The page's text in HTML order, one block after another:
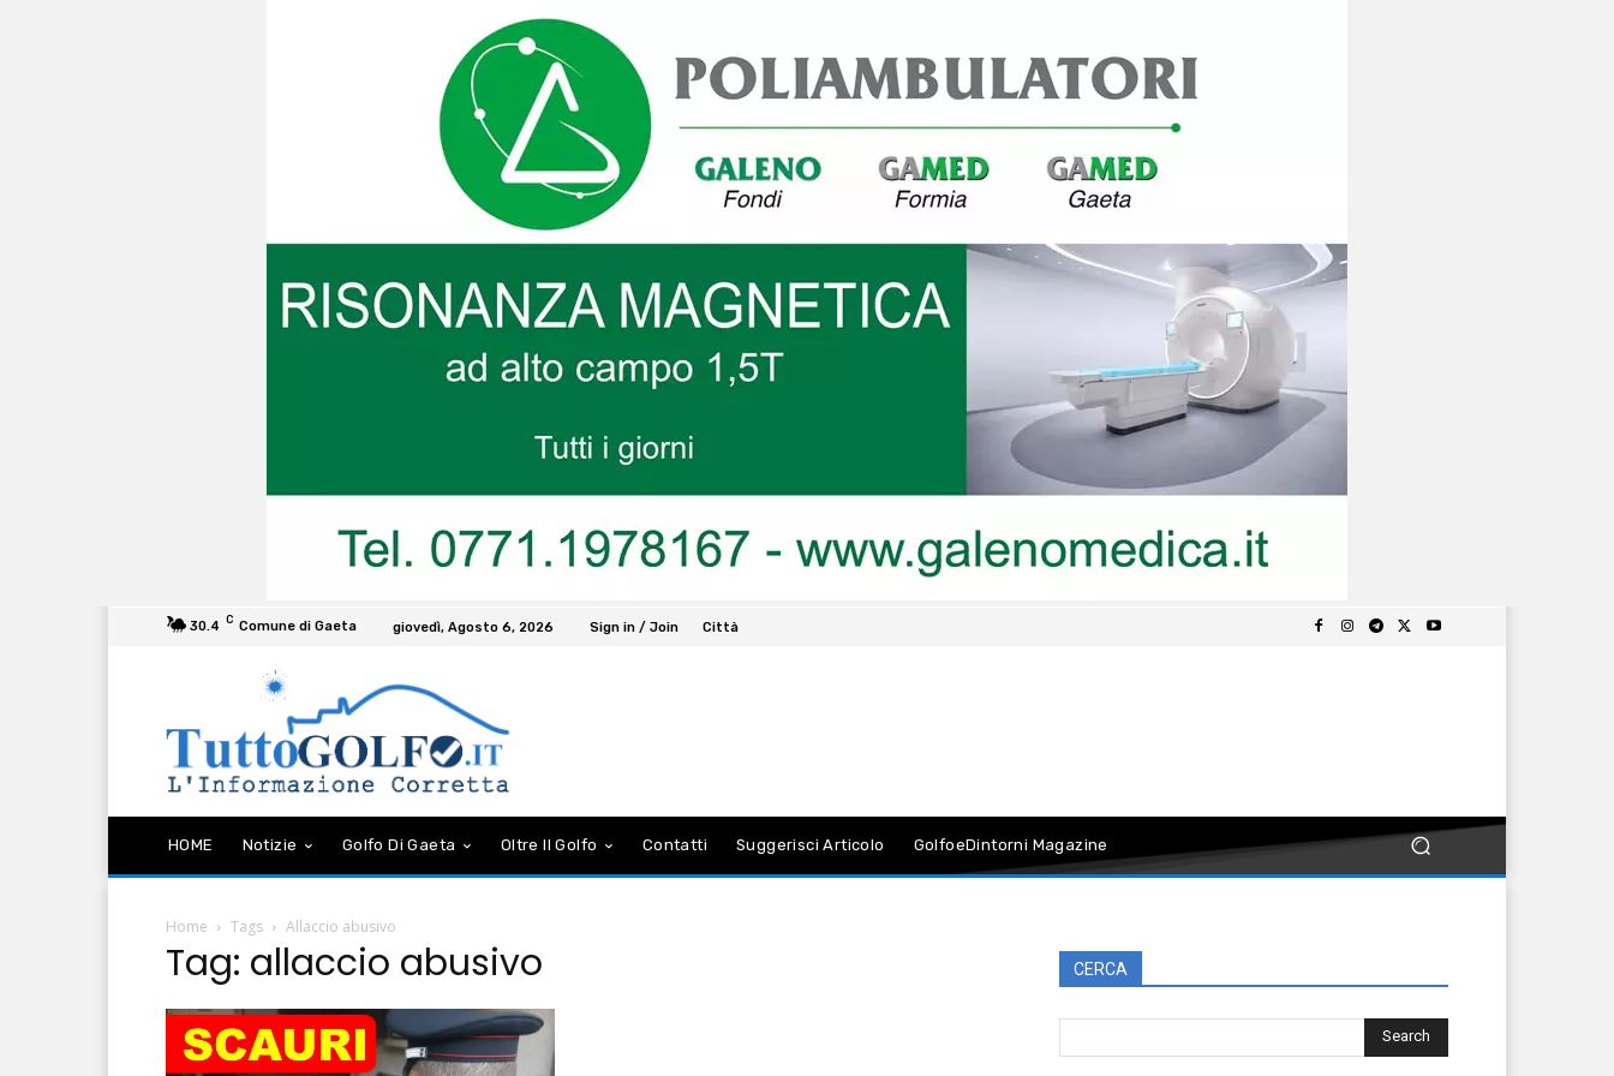
30.4 C Comune di Gaeta giovedì, Agosto 6, 2026 Sign in / Join Città
HOME Notizie Golfo Di Gaeta Oltre Il Golfo Contatti Suggerisci Articolo GolfoeDintorni Magazine
Home Tags Allaccio abusivo
Tag: allaccio abusivo CERCA